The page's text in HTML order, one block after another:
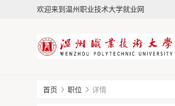
欢迎来到温州职业技术大学就业网
首页 职位 详情